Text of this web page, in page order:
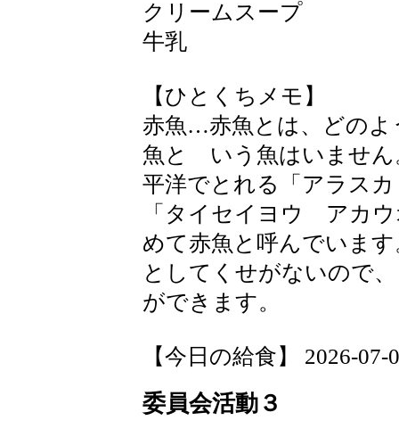
クリームスープ
牛乳
【ひとくちメモ】
赤魚…赤魚とは、どのよ
魚と いう魚はいません
平洋でとれる「アラス
「タイセイヨウ アカ
めて赤魚と呼んでいま
としてくせがないので
ができます。
【今日の給食】 2026-07-
委員会活動３